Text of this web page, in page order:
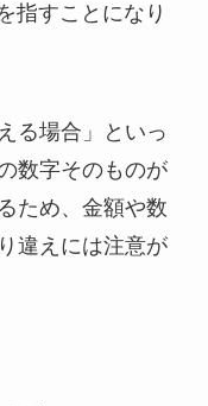
指すことになり
る場合」といっ
数字そのものが
ため、金額や数
違えには注意が